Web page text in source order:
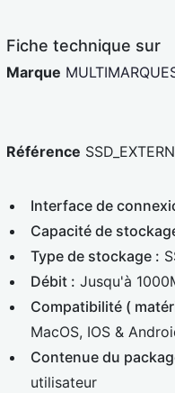
Fiche technique sur
Marque
Référence
Interface de
Capacité de
Type de stockage :
Débit : Jusqu'à
Compatibilité (
MacOS, IOS &
Contenue du
utilisateur